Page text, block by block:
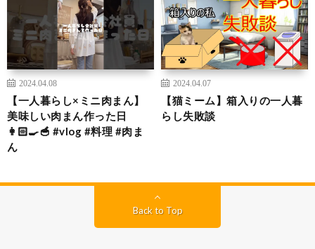
2024.04.08
【一人暮らし×ミニ肉まん】
美味しい肉まん作った日
👩🏻‍🍳🥣 #vlog #料理 #肉ま
ん
2024.04.07
【猫ミーム】箱入りの一人暮
らし失敗談
Back to Top